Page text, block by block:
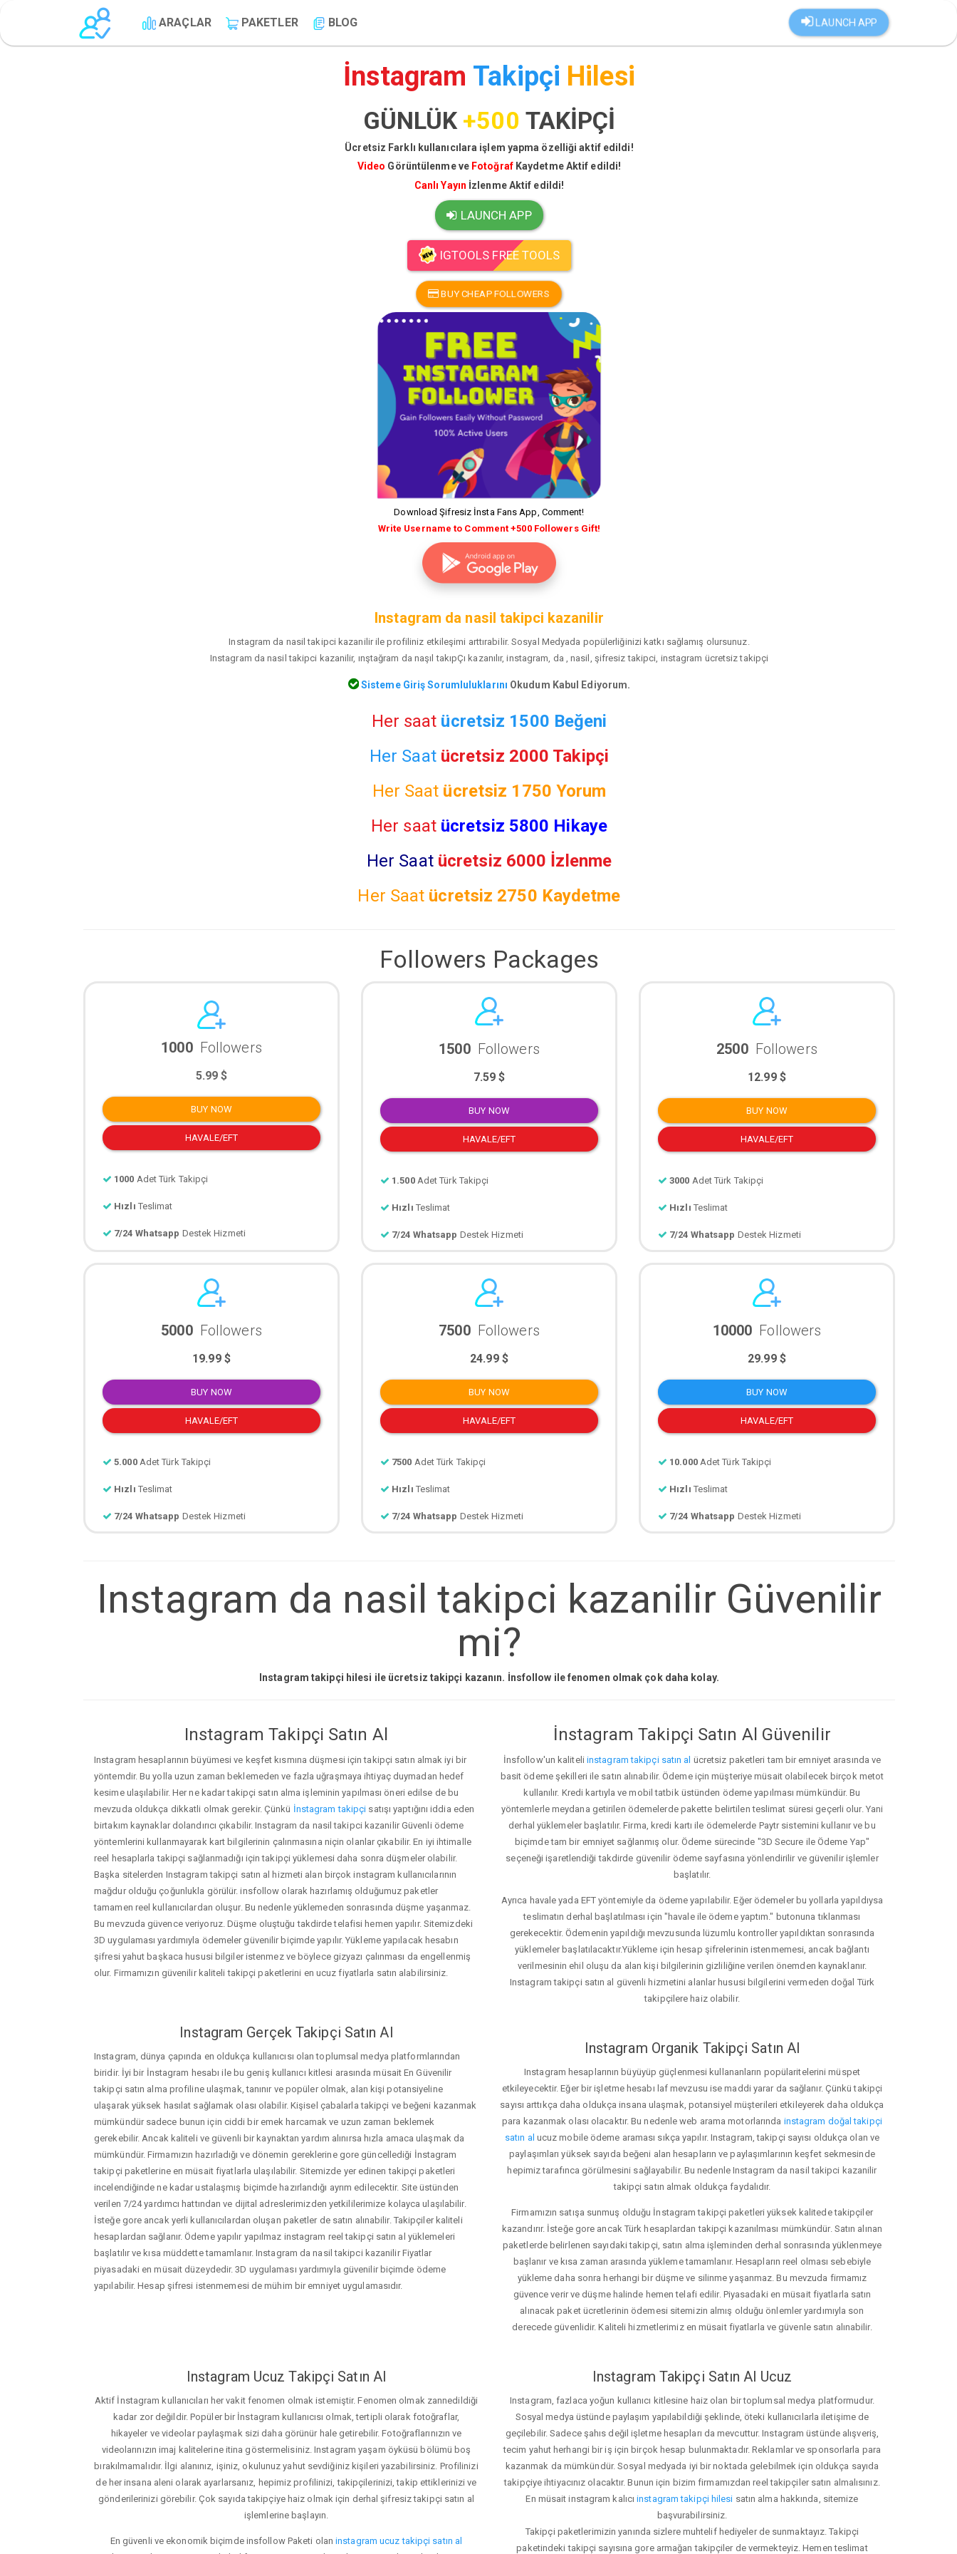
LAUNCH APP
ARAÇLAR PAKETLER BLOG
İnstagram Takipçi Hilesi
GÜNLÜK +500 TAKİPÇİ
Ücretsiz Farklı kullanıcılara işlem yapma özelliği aktif edildi!
Video Görüntülenme ve Fotoğraf Kaydetme Aktif edildi!
Canlı Yayın İzlenme Aktif edildi!
LAUNCH APP
IGTOOLS FREE TOOLS
BUY CHEAP FOLLOWERS
Download Şifresiz İnsta Fans App, Comment!
Write Username to Comment +500 Followers Gift!
Instagram da nasil takipci kazanilir
Instagram da nasil takipci kazanilir ile profiliniz etkileşimi arttırabilir. Sosyal Medyada popülerliğinizi katkı sağlamış olursunuz.
Instagram da nasil takipci kazanilir, ınştağram da naşıl takıpÇı kazanılır, instagram, da , nasil, şifresiz takipci, instagram ücretsiz takipçi
Sisteme Giriş Sorumluluklarını Okudum Kabul Ediyorum.
Her saat ücretsiz 1500 Beğeni
Her Saat ücretsiz 2000 Takipçi
Her Saat ücretsiz 1750 Yorum
Her saat ücretsiz 5800 Hikaye
Her Saat ücretsiz 6000 İzlenme
Her Saat ücretsiz 2750 Kaydetme
Followers Packages
1000 Followers
5.99 $
BUY NOW
HAVALE/EFT
1000 Adet Türk Takipçi
Hızlı Teslimat
7/24 Whatsapp Destek Hizmeti
1500 Followers
7.59 $
BUY NOW
HAVALE/EFT
1.500 Adet Türk Takipçi
Hızlı Teslimat
7/24 Whatsapp Destek Hizmeti
2500 Followers
12.99 $
BUY NOW
HAVALE/EFT
3000 Adet Türk Takipçi
Hızlı Teslimat
7/24 Whatsapp Destek Hizmeti
5000 Followers
19.99 $
BUY NOW
HAVALE/EFT
5.000 Adet Türk Takipçi
Hızlı Teslimat
7/24 Whatsapp Destek Hizmeti
7500 Followers
24.99 $
BUY NOW
HAVALE/EFT
7500 Adet Türk Takipçi
Hızlı Teslimat
7/24 Whatsapp Destek Hizmeti
10000 Followers
29.99 $
BUY NOW
HAVALE/EFT
10.000 Adet Türk Takipçi
Hızlı Teslimat
7/24 Whatsapp Destek Hizmeti
Instagram da nasil takipci kazanilir Güvenilir
mi?
Instagram takipçi hilesi ile ücretsiz takipçi kazanın. İnsfollow ile fenomen olmak çok daha kolay.
Instagram Takipçi Satın Al
Instagram hesaplarının büyümesi ve keşfet kısmına düşmesi için takipçi satın almak iyi bir
yöntemdir. Bu yolla uzun zaman beklemeden ve fazla uğraşmaya ihtiyaç duymadan hedef
kesime ulaşılabilir. Her ne kadar takipçi satın alma işleminin yapılması öneri edilse de bu
mevzuda oldukça dikkatli olmak gerekir. Çünkü İnstagram takipçi satışı yaptığını iddia eden
birtakım kaynaklar dolandırıcı çıkabilir. Instagram da nasil takipci kazanilir Güvenli ödeme
yöntemlerini kullanmayarak kart bilgilerinin çalınmasına niçin olanlar çıkabilir. En iyi ihtimalle
reel hesaplarla takipçi sağlanmadığı için takipçi yüklemesi daha sonra düşmeler olabilir.
Başka sitelerden Instagram takipçi satın al hizmeti alan birçok instagram kullanıcılarının
mağdur olduğu çoğunlukla görülür. insfollow olarak hazırlamış olduğumuz paketler
tamamen reel kullanıcılardan oluşur. Bu nedenle yüklemeden sonrasında düşme yaşanmaz.
Bu mevzuda güvence veriyoruz. Düşme oluştuğu takdirde telafisi hemen yapılır. Sitemizdeki
3D uygulaması yardımıyla ödemeler güvenilir biçimde yapılır. Yükleme yapılacak hesabın
şifresi yahut başkaca hususi bilgiler istenmez ve böylece gizyazı çalınması da engellenmiş
olur. Firmamızın güvenilir kaliteli takipçi paketlerini en ucuz fiyatlarla satın alabilirsiniz.
İnstagram Takipçi Satın Al Güvenilir
İnsfollow'un kaliteli instagram takipçi satın al ücretsiz paketleri tam bir emniyet arasında ve
basit ödeme şekilleri ile satın alınabilir. Ödeme için müşteriye müsait olabilecek birçok metot
kullanılır. Kredi kartıyla ve mobil tatbik üstünden ödeme yapılması mümkündür. Bu
yöntemlerle meydana getirilen ödemelerde pakette belirtilen teslimat süresi geçerli olur. Yani
derhal yüklemeler başlatılır. Firma, kredi kartı ile ödemelerde Paytr sistemini kullanır ve bu
biçimde tam bir emniyet sağlanmış olur. Ödeme sürecinde "3D Secure ile Ödeme Yap"
seçeneği işaretlendiği takdirde güvenilir ödeme sayfasına yönlendirilir ve güvenilir işlemler
başlatılır.
Ayrıca havale yada EFT yöntemiyle da ödeme yapılabilir. Eğer ödemeler bu yollarla yapıldıysa
teslimatın derhal başlatılması için "havale ile ödeme yaptım." butonuna tıklanması
gerekecektir. Ödemenin yapıldığı mevzusunda lüzumlu kontroller yapıldıktan sonrasında
yüklemeler başlatılacaktır.Yükleme için hesap şifrelerinin istenmemesi, ancak bağlantı
verilmesinin ehil oluşu da alan kişi bilgilerinin gizliliğine verilen önemden kaynaklanır.
Instagram takipçi satın al güvenli hizmetini alanlar hususi bilgilerini vermeden doğal Türk
takipçilere haiz olabilir.
Instagram Gerçek Takipçi Satın Al
Instagram, dünya çapında en oldukça kullanıcısı olan toplumsal medya platformlarından
biridir. İyi bir İnstagram hesabı ile bu geniş kullanıcı kitlesi arasında müsait En Güvenilir
takipçi satın alma profiline ulaşmak, tanınır ve popüler olmak, alan kişi potansiyeline
ulaşarak yüksek hasılat sağlamak olası olabilir. Kişisel çabalarla takipçi ve beğeni kazanmak
mümkündür sadece bunun için ciddi bir emek harcamak ve uzun zaman beklemek
gerekebilir. Ancak kaliteli ve güvenli bir kaynaktan yardım alınırsa hızla amaca ulaşmak da
mümkündür. Firmamızın hazırladığı ve dönemin gereklerine gore güncellediği İnstagram
takipçi paketlerine en müsait fiyatlarla ulaşılabilir. Sitemizde yer edinen takipçi paketleri
incelendiğinde ne kadar ustalaşmış biçimde hazırlandığı ayrım edilecektir. Site üstünden
verilen 7/24 yardımcı hattından ve dijital adreslerimizden yetkililerimize kolayca ulaşılabilir.
İsteğe gore ancak yerli kullanıcılardan oluşan paketler de satın alınabilir. Takipçiler kaliteli
hesaplardan sağlanır. Ödeme yapılır yapılmaz instagram reel takipçi satın al yüklemeleri
başlatılır ve kısa müddette tamamlanır. Instagram da nasil takipci kazanilir Fiyatlar
piyasadaki en müsait düzeydedir. 3D uygulaması yardımıyla güvenilir biçimde ödeme
yapılabilir. Hesap şifresi istenmemesi de mühim bir emniyet uygulamasıdır.
Instagram Organik Takipçi Satın Al
Instagram hesaplarının büyüyüp güçlenmesi kullananların popülaritelerini müspet
etkileyecektir. Eğer bir işletme hesabı laf mevzusu ise maddi yarar da sağlanır. Çünkü takipçi
sayısı arttıkça daha oldukça insana ulaşmak, potansiyel müşterileri etkileyerek daha oldukça
para kazanmak olası olacaktır. Bu nedenle web arama motorlarında instagram doğal takipçi
satın al ucuz mobile ödeme araması sıkça yapılır. Instagram, takipçi sayısı oldukça olan ve
paylaşımları yüksek sayıda beğeni alan hesapların ve paylaşımlarının keşfet sekmesinde
hepimiz tarafınca görülmesini sağlayabilir. Bu nedenle Instagram da nasil takipci kazanilir
takipçi satın almak oldukça faydalıdır.
Firmamızın satışa sunmuş olduğu İnstagram takipçi paketleri yüksek kalitede takipçiler
kazandırır. İsteğe gore ancak Türk hesaplardan takipçi kazanılması mümkündür. Satın alınan
paketlerde belirlenen sayıdaki takipçi, satın alma işleminden derhal sonrasında yüklenmeye
başlanır ve kısa zaman arasında yükleme tamamlanır. Hesapların reel olması sebebiyle
yükleme daha sonra herhangi bir düşme ve silinme yaşanmaz. Bu mevzuda firmamız
güvence verir ve düşme halinde hemen telafi edilir. Piyasadaki en müsait fiyatlarla satın
alınacak paket ücretlerinin ödemesi sitemizin almış olduğu önlemler yardımıyla son
derecede güvenlidir. Kaliteli hizmetlerimiz en müsait fiyatlarla ve güvenle satın alınabilir.
Instagram Ucuz Takipçi Satın Al
Aktif İnstagram kullanıcıları her vakit fenomen olmak istemiştir. Fenomen olmak zannedildiği
kadar zor değildir. Popüler bir İnstagram kullanıcısı olmak, tertipli olarak fotoğraflar,
hikayeler ve videolar paylaşmak sizi daha görünür hale getirebilir. Fotoğraflarınızın ve
videolarınızın imaj kalitelerine itina göstermelisiniz. Instagram yaşam öyküsü bölümü boş
bırakılmamalıdır. İlgi alanınız, işiniz, okulunuz yahut sevdiğiniz kişileri yazabilirsiniz. Profilinizi
de her insana aleni olarak ayarlarsanız, hepimiz profilinizi, takipçilerinizi, takip ettiklerinizi ve
gönderilerinizi görebilir. Çok sayıda takipçiye haiz olmak için derhal şifresiz takipçi satın al
işlemlerine başlayın.
En güvenli ve ekonomik biçimde insfollow Paketi olaninstagram ucuz takipçi satın al
Instagram Takipçi Satın Al Ucuz
Instagram, fazlaca yoğun kullanıcı kitlesine haiz olan bir toplumsal medya platformudur.
Sosyal medya üstünde paylaşım yapılabildiği şeklinde, öteki kullanıcılarla iletişime de
geçilebilir. Sadece şahıs değil işletme hesapları da mevcuttur. Instagram üstünde alışveriş,
tecim yahut herhangi bir iş için birçok hesap bulunmaktadır. Reklamlar ve sponsorlarla para
kazanmak da mümkündür. Sosyal medyada iyi bir noktada gelebilmek için oldukça sayıda
takipçiye ihtiyacınız olacaktır. Bunun için bizim firmamızdan reel takipçiler satın almalısınız.
En müsait instagram kalıcıinstagram takipçi hilesi satın alma hakkında, sitemize
başvurabilirsiniz.
Takipçi paketlerimizin yanında sizlere muhtelif hediyeler de sunmaktayız. Takipçi
paketindeki takipçi sayısına gore armağan takipçiler de vermekteyiz. Hemen teslimat